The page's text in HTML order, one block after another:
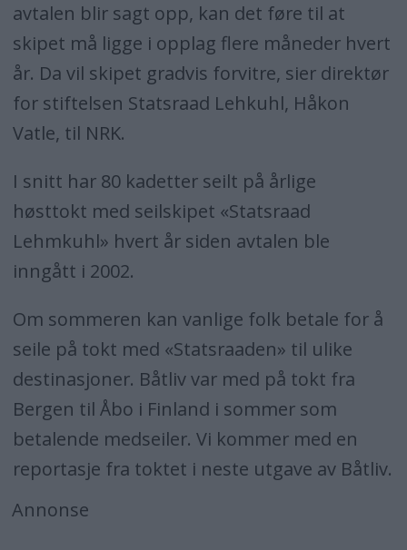
avtalen blir sagt opp, kan det føre til at
skipet må ligge i opplag flere måneder hvert
år. Da vil skipet gradvis forvitre, sier direktør
for stiftelsen Statsraad Lehkuhl, Håkon
Vatle, til NRK.
I snitt har 80 kadetter seilt på årlige
høsttokt med seilskipet «Statsraad
Lehmkuhl» hvert år siden avtalen ble
inngått i 2002.
Om sommeren kan vanlige folk betale for å
seile på tokt med «Statsraaden» til ulike
destinasjoner. Båtliv var med på tokt fra
Bergen til Åbo i Finland i sommer som
betalende medseiler. Vi kommer med en
reportasje fra toktet i neste utgave av Båtliv.
Annonse